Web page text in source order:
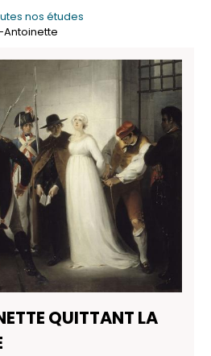
nos études
Antoinette
QUITTANT LA